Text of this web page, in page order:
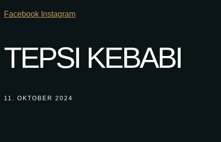
Facebook Instagram
TEPSI KEBABI
11. OKTOBER 2024